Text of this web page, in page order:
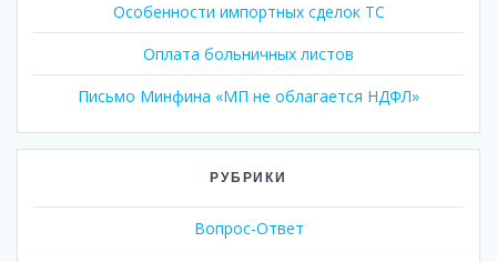
Особенности импортных сделок ТС
Оплата больничных листов
Письмо Минфина «МП не облагается НДФЛ»
РУБРИКИ
Вопрос-Ответ